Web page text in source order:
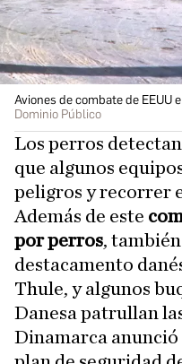
Aviones de combate de EEUU
Dominio Público
Los perros
que algunos
peligros y recorrer
Además de este
por perros,
destacamento
Thule, y algunos
Danesa patrullan
Dinamarca anunció